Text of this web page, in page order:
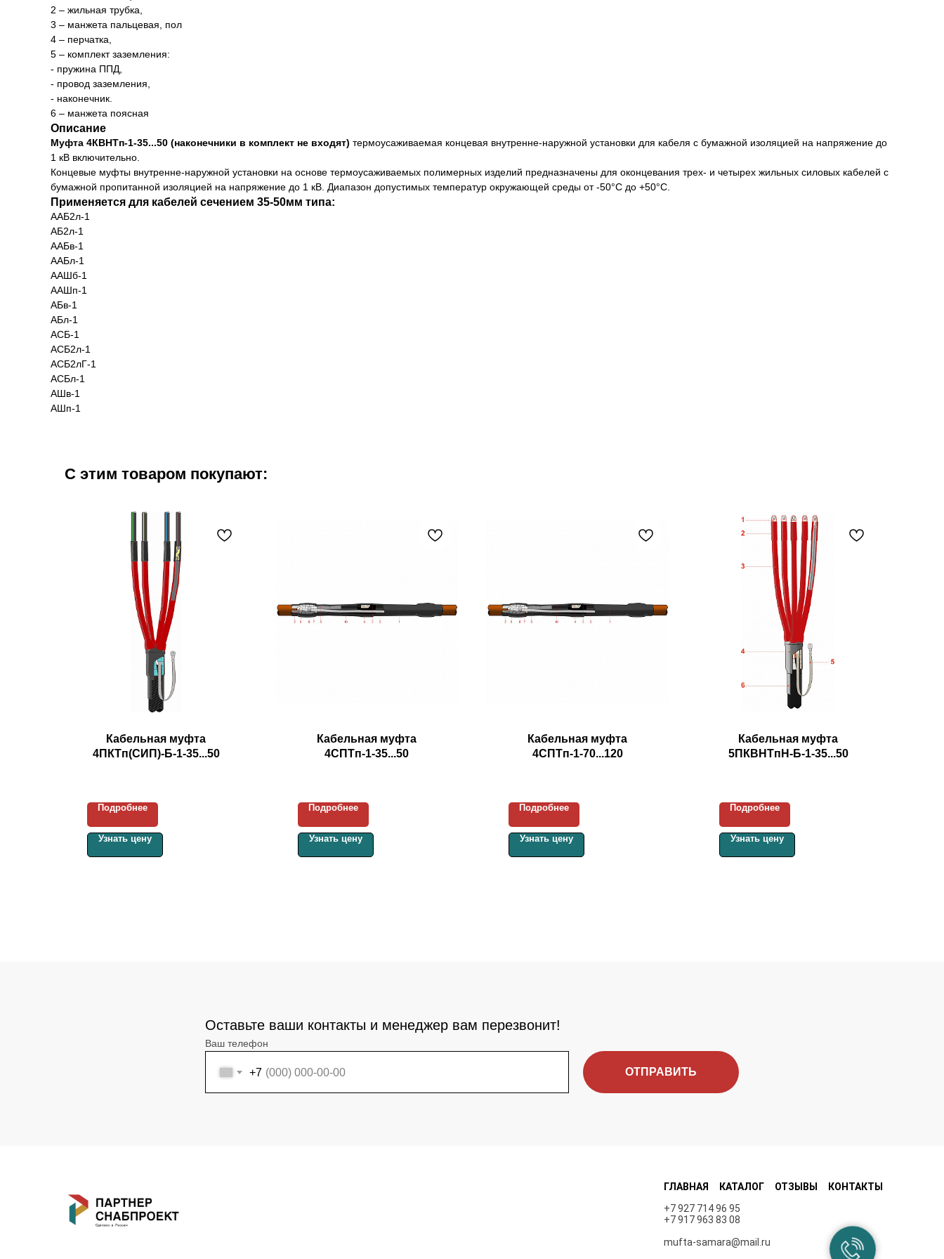
2 – жильная трубка,
3 – манжета пальцевая, пол
4 – перчатка,
5 – комплект заземления:
- пружина ППД,
- провод заземления,
- наконечник.
6 – манжета поясная
Описание
Муфта 4КВНТп-1-35...50 (наконечники в комплект не входят) термоусаживаемая концевая внутренне-наружной установки для кабеля с бумажной изоляцией на напряжение до
1 кВ включительно.
Концевые муфты внутренне-наружной установки на основе термоусаживаемых полимерных изделий предназначены для оконцевания трех- и четырех жильных силовых кабелей с
бумажной пропитанной изоляцией на напряжение до 1 кВ. Диапазон допустимых температур окружающей среды от -50°С до +50°С.
Применяется для кабелей сечением 35-50мм типа:
ААБ2л-1
АБ2л-1
ААБв-1
ААБл-1
ААШб-1
ААШп-1
АБв-1
АБл-1
АСБ-1
АСБ2л-1
АСБ2лГ-1
АСБл-1
АШв-1
АШп-1
С этим товаром покупают:
Кабельная муфта
4ПКТп(СИП)-Б-1-35...50
Подробнее
Узнать цену
Кабельная муфта
4СПТп-1-35...50
Подробнее
Узнать цену
Кабельная муфта
4СПТп-1-70...120
Подробнее
Узнать цену
Кабельная муфта
5ПКВНТпН-Б-1-35...50
Подробнее
Узнать цену
Оставьте ваши контакты и менеджер вам перезвонит!
Ваш телефон
+7 ОТПРАВИТЬ
ГЛАВНАЯ КАТАЛОГ ОТЗЫВЫ
КОНТАКТЫ
+7 927 714 96 95
+7 917 963 83 08
mufta-samara@mail.ru